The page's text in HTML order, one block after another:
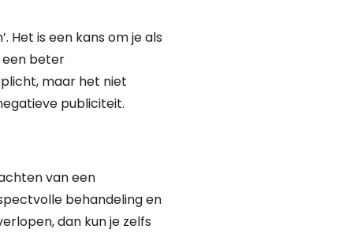
Het is een kans om je als
beter
maar het niet
publiciteit.
van een
behandeling en
dan kun je zelfs